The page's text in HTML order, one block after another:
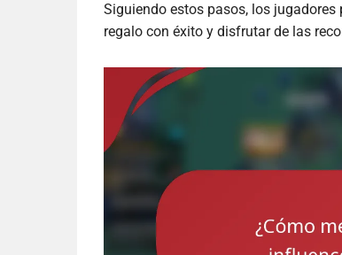
Siguiendo estos pasos, los
regalo con éxito y disfrutar de las